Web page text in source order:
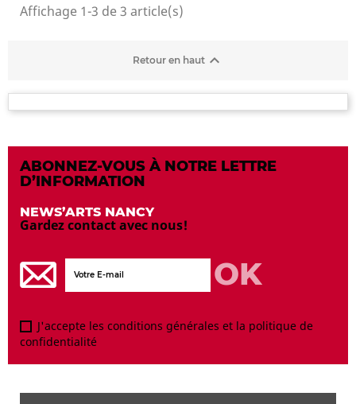
Affichage 1-3 de 3 article(s)
Retour en haut
ABONNEZ-VOUS À NOTRE LETTRE
D’INFORMATION
NEWS’ARTS NANCY
Gardez contact avec nous!
J'accepte les conditions générales et la politique de
confidentialité